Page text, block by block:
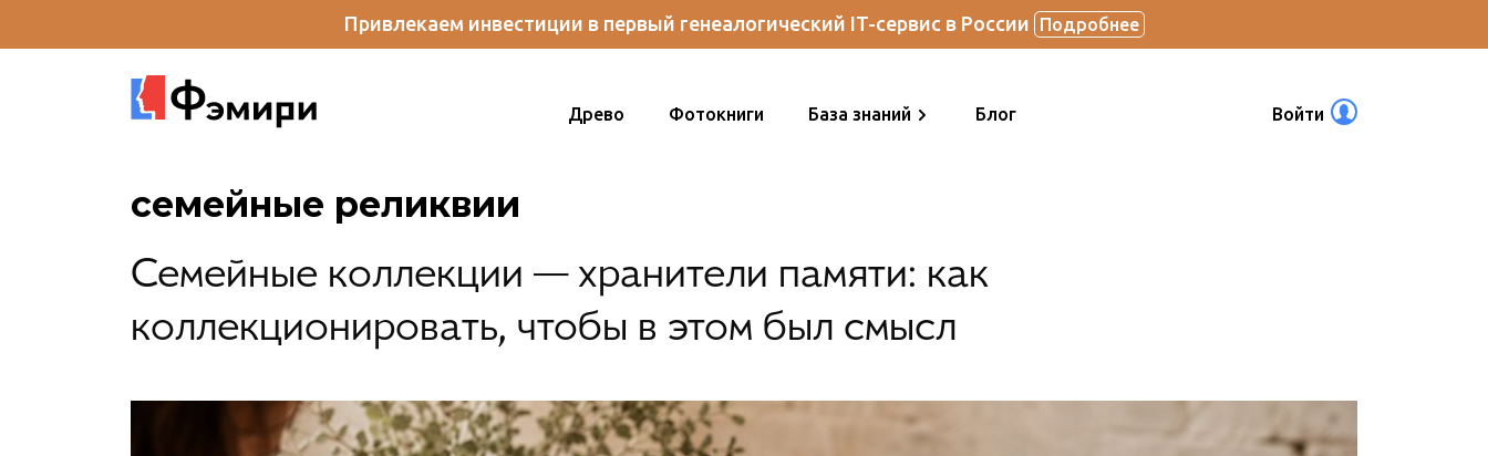
Привлекаем инвестиции в первый генеалогический IT-сервис в России Подробнее
Древо Фотокниги База знаний Блог Войти
семейные реликвии
Семейные коллекции — хранители памяти: как
коллекционировать, чтобы в этом был смысл